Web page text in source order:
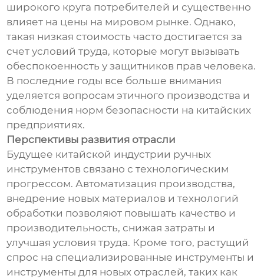
широкого круга потребителей и существенно
влияет на цены на мировом рынке. Однако,
такая низкая стоимость часто достигается за
счет условий труда, которые могут вызывать
обеспокоенность у защитников прав человека.
В последние годы все больше внимания
уделяется вопросам этичного производства и
соблюдения норм безопасности на китайских
предприятиях.
Перспективы развития отрасли
Будущее китайской индустрии ручных
инструментов связано с технологическим
прогрессом. Автоматизация производства,
внедрение новых материалов и технологий
обработки позволяют повышать качество и
производительность, снижая затраты и
улучшая условия труда. Кроме того, растущий
спрос на специализированные инструменты и
инструменты для новых отраслей, таких как